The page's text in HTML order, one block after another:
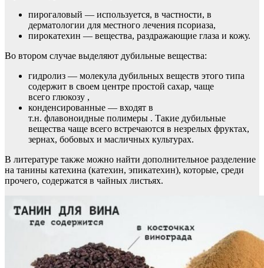
пирогаловый — используется, в частности, в
дерматологии для местного лечения псориаза,
пирокатехин — вещества, раздражающие глаза и кожу.
Во втором случае выделяют дубильные вещества:
гидролиз — молекула дубильных веществ этого типа
содержит в своем центре простой сахар, чаще
всего глюкозу ,
конденсированные — входят в
т.н. флавоноидные полимеры . Такие дубильные
вещества чаще всего встречаются в незрелых фруктах,
зернах, бобовых и масличных культурах.
В литературе также можно найти дополнительное разделение
на танины катехина (катехин, эпикатехин), которые, среди
прочего, содержатся в чайных листьях.